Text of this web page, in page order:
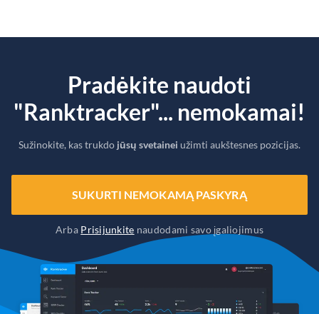
Pradėkite naudoti
"Ranktracker"... nemokamai!
Sužinokite, kas trukdo jūsų svetainei užimti aukštesnes pozicijas.
SUKURTI NEMOKAMĄ PASKYRĄ
Arba Prisijunkite naudodami savo įgaliojimus